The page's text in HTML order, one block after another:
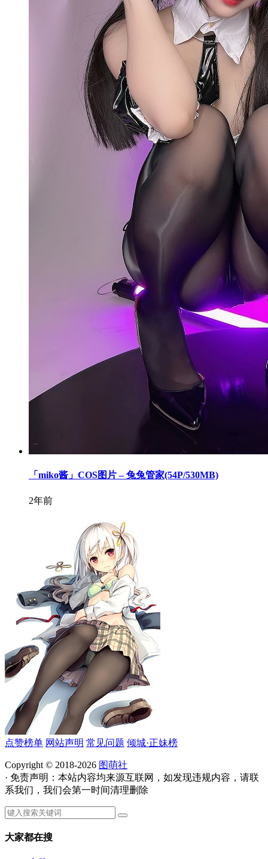
「miko酱」COS图片 – 兔兔管家(54P/530MB)
2年前
点赞榜单 网站声明 常见问题 倾城·正妹榜
Copyright © 2018-2026 图萌社
· 免责声明：本站内容均来源互联网，如发现违规内容，请联
系我们，我们会第一时间清理删除
大家都在搜